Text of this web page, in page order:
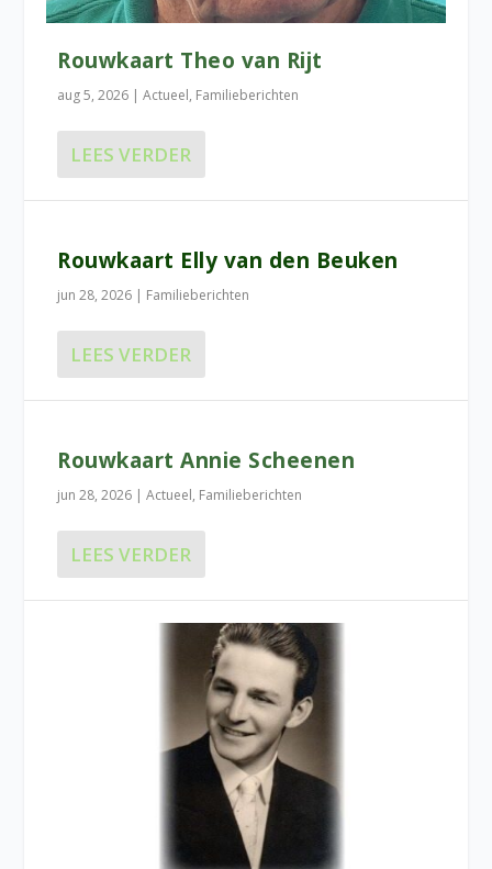
Rouwkaart Theo van Rijt
aug 5, 2026 |Actueel, Familieberichten
LEES VERDER
Rouwkaart Elly van den Beuken
jun 28, 2026 | Familieberichten
LEES VERDER
Rouwkaart Annie Scheenen
jun 28, 2026 |Actueel, Familieberichten
LEES VERDER